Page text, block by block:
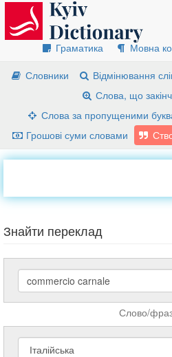
Граматика
Мовна
Словники
Відмінювання
Слова, що
Слова за пропущеними
Грошові суми словами
Знайти переклад
Слово/